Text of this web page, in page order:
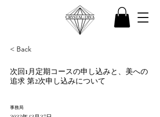
< Back
次回1月定期コースの申し込みと、美への
追求 第2次申し込みについて
事務局